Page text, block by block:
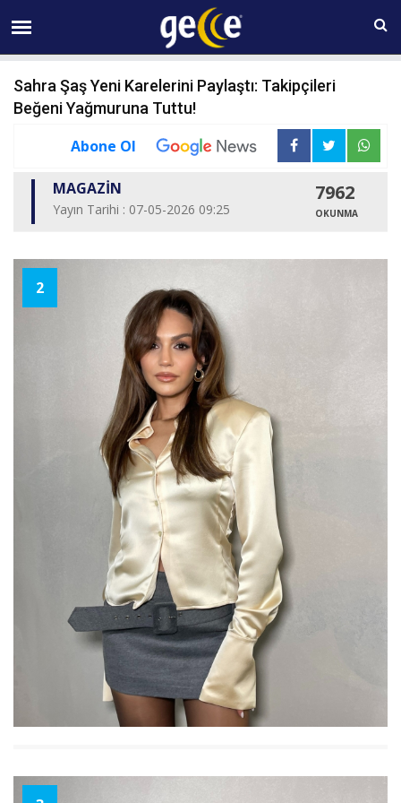
07 AĞUSTOS Cuma 18:26
Sahra Şaş Yeni Karelerini Paylaştı: Takipçileri
Beğeni Yağmuruna Tuttu!
Abone Ol
MAGAZİN
Yayın Tarihi : 07-05-2026 09:25
7962
OKUNMA
2